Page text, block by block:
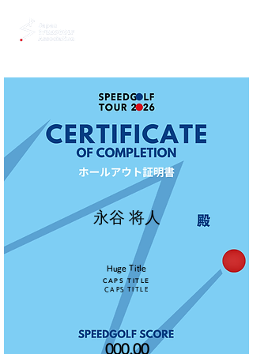
永谷 将人
Huge Title
CAPS TITLE
CAPS TITLE
000.00